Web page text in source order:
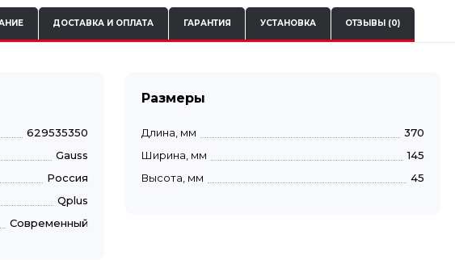
ДОСТАВКА И ОПЛАТА ГАРАНТИЯ УСТАНОВКА ОТЗЫВЫ (0)
629535350
Gauss
Россия
Qplus
Современный
Размеры
Длина, мм
370
Ширина, мм
145
Высота, мм
45